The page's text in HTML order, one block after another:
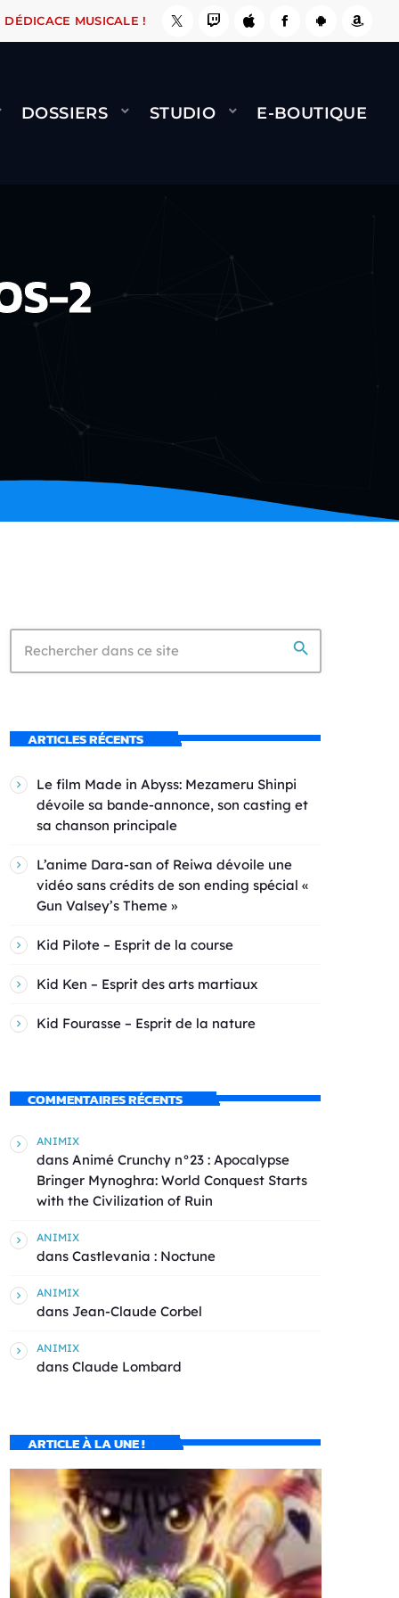
ÇA LE FAIT ! NAMI BERNARD MINET -
DÉDICACE MUSICALE !
DOSSIERS STUDIO E-BOUTIQUE
2
search
ARTICLES RÉCENTS
Le film Made in Abyss: Mezameru Shinpi
dévoile sa bande-annonce, son casting et
sa chanson principale
L’anime Dara-san of Reiwa dévoile une
vidéo sans crédits de son ending spécial «
Gun Valsey’s Theme »
Kid Pilote – Esprit de la course
Kid Ken – Esprit des arts martiaux
Kid Fourasse – Esprit de la nature
COMMENTAIRES RÉCENTS
ANIMIX
dans Animé Crunchy n°23 : Apocalypse
Bringer Mynoghra: World Conquest Starts
with the Civilization of Ruin
ANIMIX
dans Castlevania : Noctune
ANIMIX
dans Jean-Claude Corbel
ANIMIX
dans Claude Lombard
ARTICLE À LA UNE !